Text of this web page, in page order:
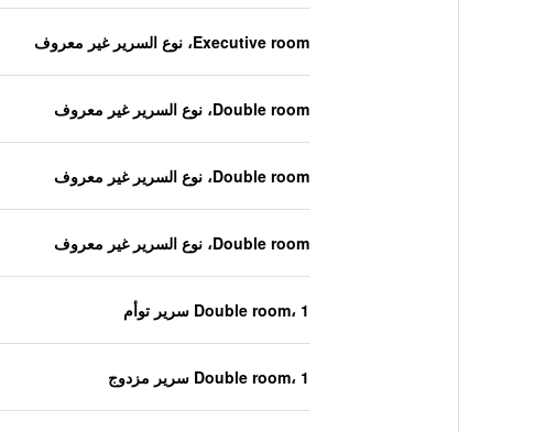
Executive room، نوع السرير غير معروف
Double room، نوع السرير غير معروف
Double room، نوع السرير غير معروف
Double room، نوع السرير غير معروف
Double room، 1 سرير توأم
Double room، 1 سرير مزدوج